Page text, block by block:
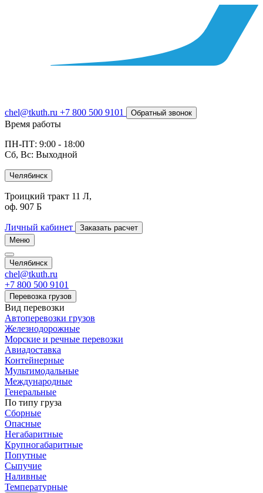
chel@tkuth.ru +7 800 500 9101 Обратный звонок
Время работы
ПН-ПТ: 9:00 - 18:00
Сб, Вс: Выходной
Челябинск
Троицкий тракт 11 Л,
оф. 907 Б
Личный кабинет
Заказать расчет
Меню
Челябинск
chel@tkuth.ru
+7 800 500 9101
Перевозка грузов
Вид перевозки
Автоперевозки грузов
Железнодорожные
Морские и речные перевозки
Авиадоставка
Контейнерные
Мультимодальные
Международные
Генеральные
По типу груза
Сборные
Опасные
Негабаритные
Крупногабаритные
Попутные
Сыпучие
Наливные
Температурные